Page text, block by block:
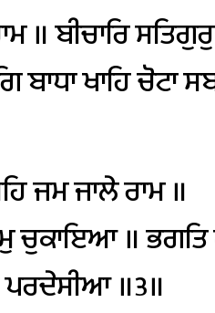
॥ਬੀਚਾਰਿਸਤਿਗੁਰੁ
ਬਾਧਾਖਾਹਿਚੋਟਾ
ਜਮਜਾਲੇਰਾਮ॥
ਚੁਕਾਇਆ॥ਭਗਤਿ
॥੩॥